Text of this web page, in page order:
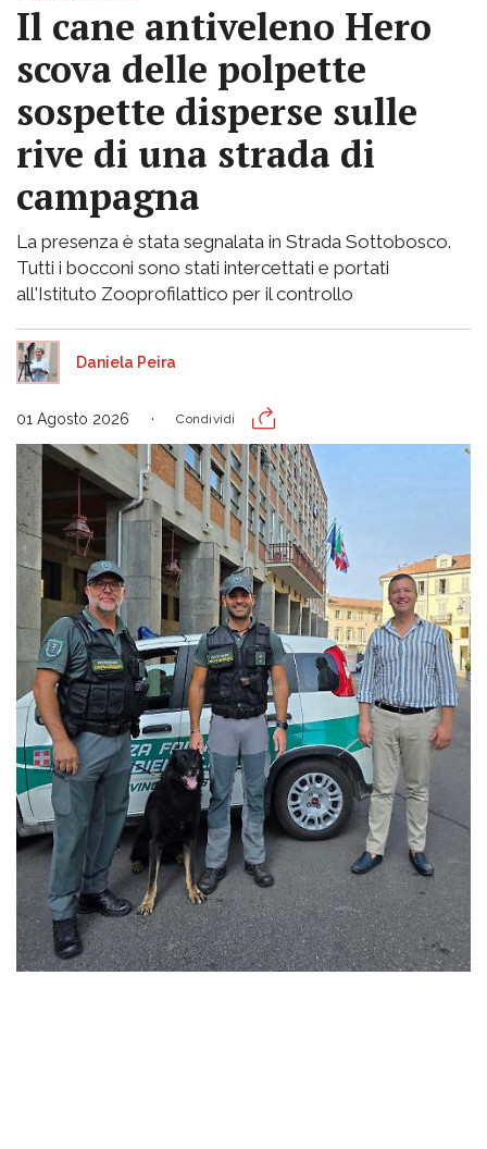
Il cane antiveleno Hero
scova delle polpette
sospette disperse sulle
rive di una strada di
campagna
La presenza è stata segnalata in Strada Sottobosco.
Tutti i bocconi sono stati intercettati e portati
all'Istituto Zooprofilattico per il controllo
Daniela Peira
01 Agosto 2026 Condividi